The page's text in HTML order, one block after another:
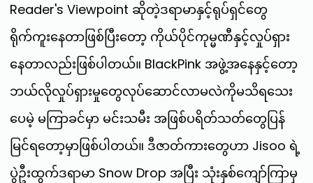
Reader's Viewpoint ဆိုတဲ့ဒရာမာနှင့်ရုပ်ရှင်တွေ
ရိုက်ကူးနေတာဖြစ်ပြီးတော့ ကိုယ်ပိုင်ကုမ္မဏီနှင့်လှုပ်ရှား
နေတာလည်းဖြစ်ပါတယ်။ BlackPink အဖွဲ့အနေနှင့်တော့
ဘယ်လိုလှုပ်ရှားမှုတွေလုပ်ဆောင်လာမလဲကိုမသိရသေး
ပေမဲ့ မကြာခင်မှာ မင်းသမီး အဖြစ်ပရိတ်သတ်တွေပြန်
မြင်ရတော့မှာဖြစ်ပါတယ်။ ဒီဇာတ်ကားတွေဟာ Jisoo ရဲ့
ပွဲဦးထွက်ဒရာမာ Snow Drop အပြီး သုံးနှစ်ကျော်ကြာမှ